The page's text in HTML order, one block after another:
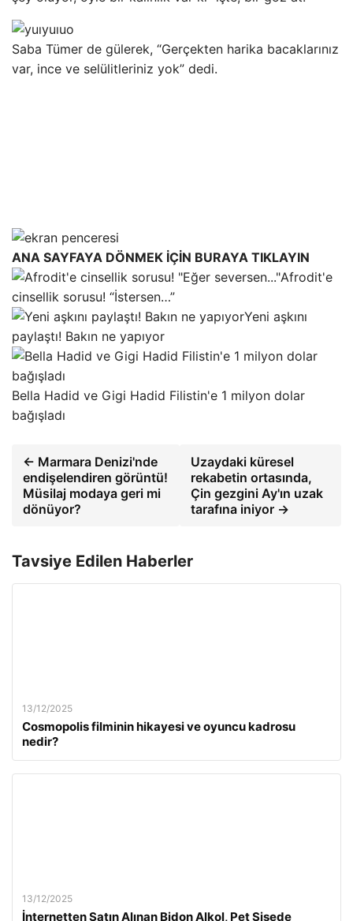
Saba Tümer de gülerek, “Gerçekten harika bacaklarınız
var, ince ve selülitleriniz yok” dedi.
ANA SAYFAYA DÖNMEK İÇİN BURAYA TIKLAYIN
Afrodit'e
cinsellik sorusu! “İstersen…”
Yeni aşkını
paylaştı! Bakın ne yapıyor
Bella Hadid ve Gigi Hadid Filistin'e 1 milyon dolar
bağışladı
← Marmara Denizi'nde
endişelendiren görüntü!
Müsilaj modaya geri mi
dönüyor?
Uzaydaki küresel
rekabetin ortasında,
Çin gezgini Ay'ın uzak
tarafına iniyor →
Tavsiye Edilen Haberler
13/12/2025
Cosmopolis filminin hikayesi ve oyuncu kadrosu
nedir?
13/12/2025
İnternetten Satın Alınan Bidon Alkol, Pet Şişede